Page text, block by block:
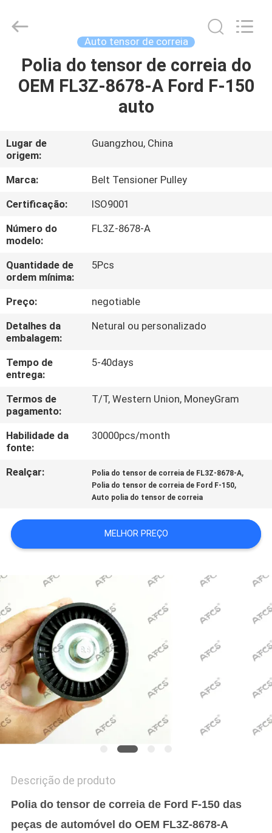
PARA
CASA
VÍDEOS
SOBRE
NÓS
VISITA
À
FÁBRICA
CONTROLE
DE
QUALIDADE
CONTACTE-
NOS
NOTÍCIAS
SOLICITAR
ORÇAMENTO
MAPA
DO
SITE
POLÍTICA
DE
PRIVACIDADE
SPARE
PARTS
Reserved.
Auto tensor de correia
Polia do tensor de correia do
OEM FL3Z-8678-A Ford F-150
auto
Lugar de
origem:
Guangzhou, China
Marca:
Belt Tensioner Pulley
Certificação:
ISO9001
Número do
modelo:
FL3Z-8678-A
Quantidade de
ordem mínima:
5Pcs
Preço:
negotiable
Detalhes da
embalagem:
Netural ou personalizado
Tempo de
entrega:
5-40days
Termos de
pagamento:
T/T, Western Union, MoneyGram
Habilidade da
fonte:
30000pcs/month
Realçar: Polia do tensor de correia de FL3Z-8678-A,
Polia do tensor de correia de Ford F-150,
Auto polia do tensor de correia
MELHOR PREÇO
Descrição de produto
Polia do tensor de correia de Ford F-150 das
peças de automóvel do OEM FL3Z-8678-A